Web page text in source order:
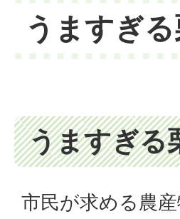
うますぎ
うますぎる
市民が求める農